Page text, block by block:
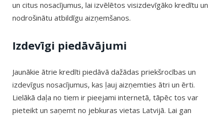
un citus nosacījumus, lai izvēlētos visizdevīgāko kredītu un
nodrošinātu atbildīgu aizņemšanos.
Izdevīgi piedāvājumi
Jaunākie ātrie kredīti piedāvā dažādas priekšrocības un
izdevīgus nosacījumus, kas ļauj aizņemties ātri un ērti.
Lielākā daļa no tiem ir pieejami internetā, tāpēc tos var
pieteikt un saņemt no jebkuras vietas Latvijā. Lai gan